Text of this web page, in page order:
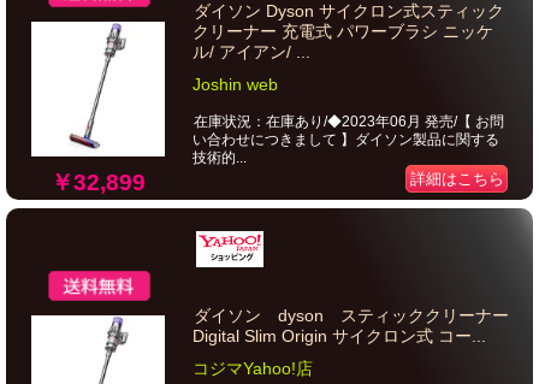
￥32,899
ダイソン Dyson サイクロン式スティック
クリーナー 充電式 パワーブラシ ニッケ
ル/ アイアン/ ...
Joshin web
在庫状況：在庫あり/◆2023年06月 発売/【 お問
い合わせにつきまして 】ダイソン製品に関する
技術的...
詳細はこちら
ダイソン dyson スティッククリーナー
Digital Slim Origin サイクロン式 コー...
コジマYahoo!店